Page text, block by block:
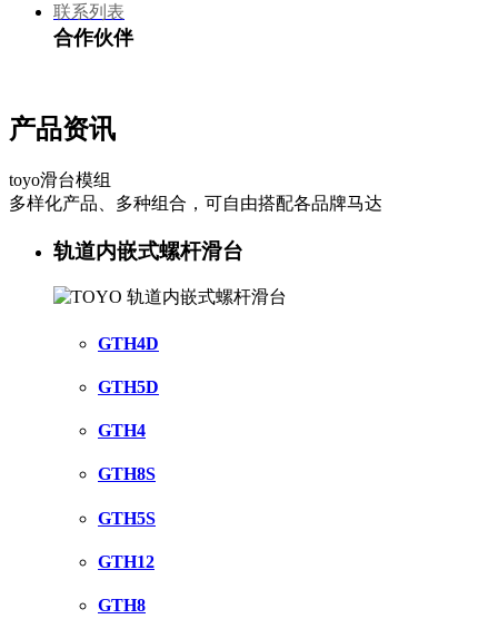
联系列表
合作伙伴
产品资讯
toyo滑台模组
多样化产品、多种组合，可自由搭配各品牌马达
轨道内嵌式螺杆滑台
GTH4D
GTH5D
GTH4
GTH8S
GTH5S
GTH12
GTH8